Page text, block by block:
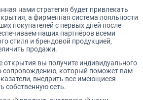
нами стратегия будет привлекать
а фирменная система лояльности
покупателей с первых дней после
наших партнёров всеми
стиля и брендовой продукцией,
продажи.
открытия вы получите индивидуального
сопровождению, который поможет вам
внедрить все имеющиеся
собственную сеть.